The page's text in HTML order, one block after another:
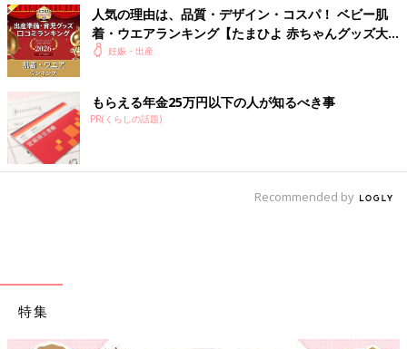
人気の理由は、品質・デザイン・コスパ！ ベビー肌
着・ウエアランキング【たまひよ 赤ちゃんグッズ大
賞2026】
妊娠・出産
もらえる年金25万円以下の人が知るべき事
PR(くらしの話題)
Recommended by
特集